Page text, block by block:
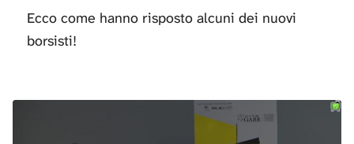
Ecco come hanno risposto alcuni dei nuovi
borsisti!